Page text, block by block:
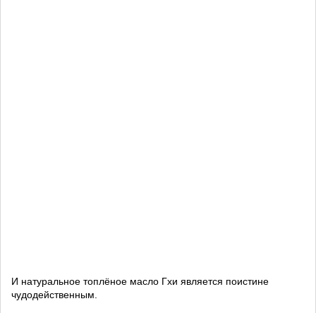
И натуральное топлёное масло Гхи является поистине
чудодейственным.